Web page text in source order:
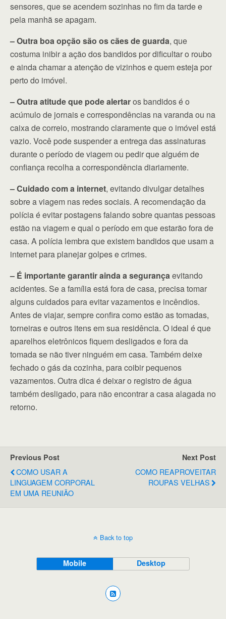
sensores, que se acendem sozinhas no fim da tarde e
pela manhã se apagam.
– Outra boa opção são os cães de guarda, que
costuma inibir a ação dos bandidos por dificultar o roubo
e ainda chamar a atenção de vizinhos e quem esteja por
perto do imóvel.
– Outra atitude que pode alertaros bandidos é o
acúmulo de jornais e correspondências na varanda ou na
caixa de correio, mostrando claramente que o imóvel está
vazio. Você pode suspender a entrega das assinaturas
durante o período de viagem ou pedir que alguém de
confiança recolha a correspondência diariamente.
– Cuidado com a internet, evitando divulgar detalhes
sobre a viagem nas redes sociais. A recomendação da
polícia é evitar postagens falando sobre quantas pessoas
estão na viagem e qual o período em que estarão fora de
casa. A polícia lembra que existem bandidos que usam a
internet para planejar golpes e crimes.
– É importante garantir ainda a segurançaevitando
acidentes. Se a família está fora de casa, precisa tomar
alguns cuidados para evitar vazamentos e incêndios.
Antes de viajar, sempre confira como estão as tomadas,
torneiras e outros itens em sua residência. O ideal é que
aparelhos eletrônicos fiquem desligados e fora da
tomada se não tiver ninguém em casa. Também deixe
fechado o gás da cozinha, para coibir pequenos
vazamentos. Outra dica é deixar o registro de água
também desligado, para não encontrar a casa alagada no
retorno.
Previous Post
COMO USAR A
LINGUAGEM CORPORAL
EM UMA REUNIÃO
Next Post
COMO REAPROVEITAR
ROUPAS VELHAS
Back to top
Mobile Desktop